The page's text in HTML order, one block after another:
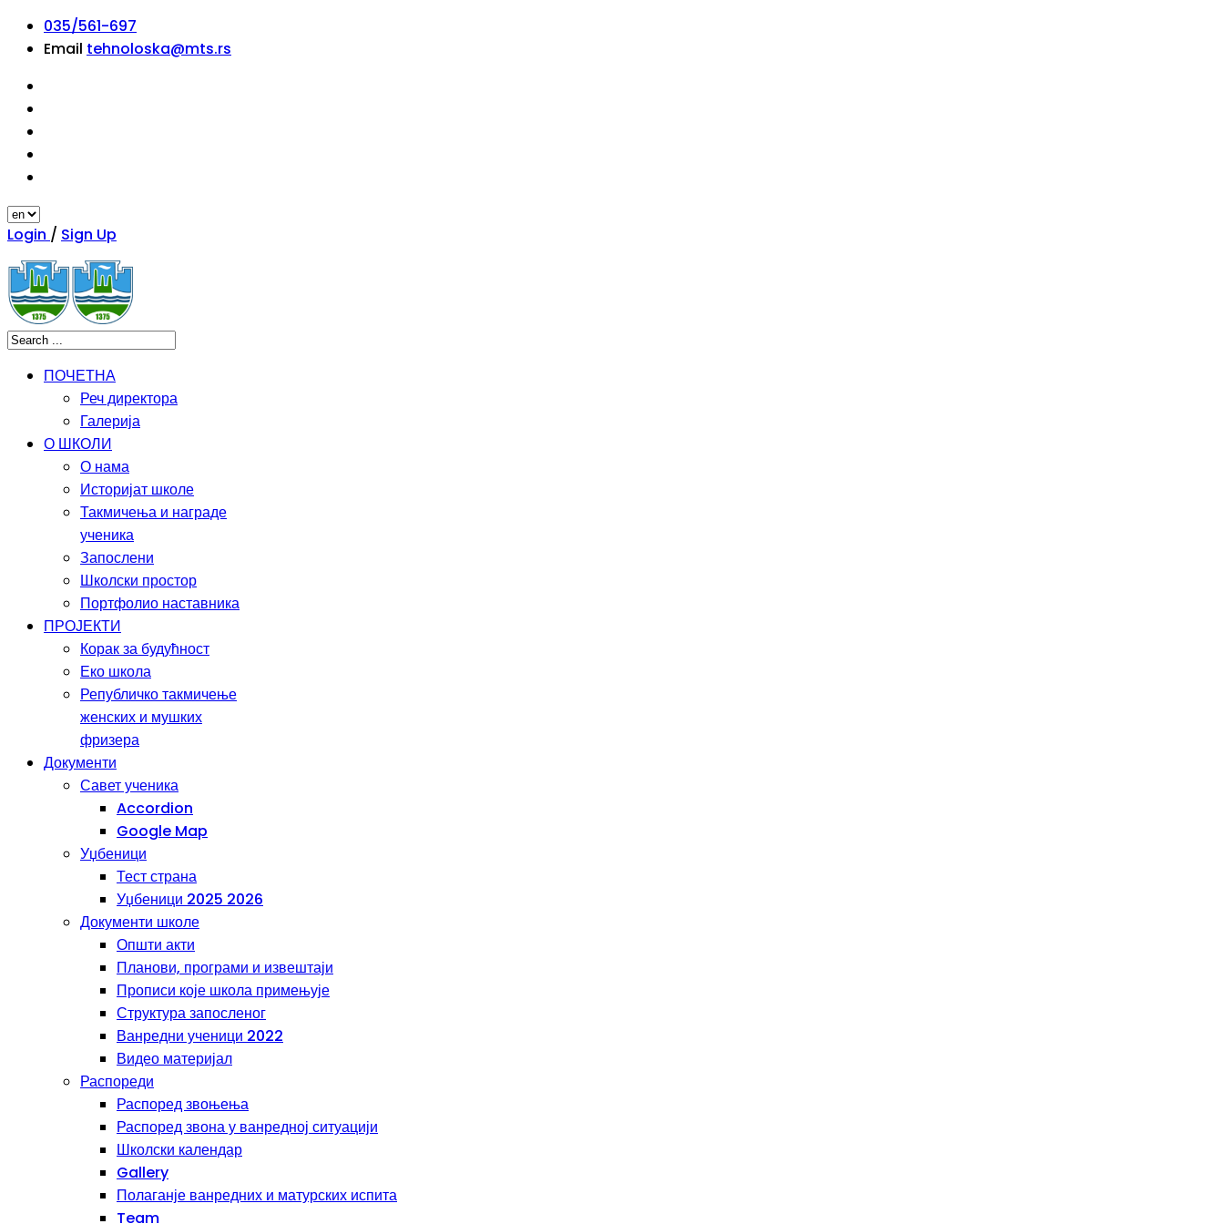
035/561-697
Email tehnoloska@mts.rs
Login / Sign Up
ПОЧЕТНА
Реч директора
Галерија
О ШКОЛИ
О нама
Историјат школе
Такмичења и награде
ученика
Запослени
Школски простор
Портфолио наставника
ПРОЈЕКТИ
Корак за будућност
Еко школа
Републичко такмичење
женских и мушких
фризера
Документи
Савет ученика
Accordion
Google Map
Уџбеници
Тест страна
Уџбеници 2025 2026
Документи школе
Општи акти
Планови, програми и извештаји
Прописи које школа примењује
Структура запосленог
Ванредни ученици 2022
Видео материјал
Распореди
Распоред звоњења
Распоред звона у ванредној ситуацији
Школски календар
Gallery
Полаганје ванредних и матурских испита
Team